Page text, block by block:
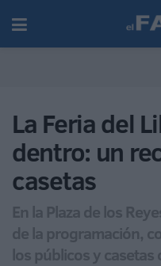
La Feria del
dentro: un
casetas
En la Plaza de los
de la programación,
los públicos y